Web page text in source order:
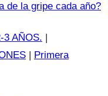
3 AÑOS. |
| Primera